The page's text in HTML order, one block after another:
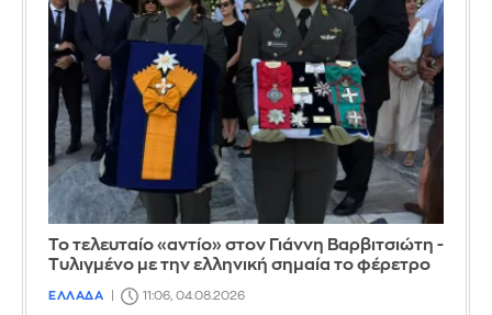
Το τελευταίο «αντίο» στον Γιάννη Βαρβιτσιώτη -
Τυλιγμένο με την ελληνική σημαία το φέρετρο
ΕΛΛΑΔΑ 11:06, 04.08.2026